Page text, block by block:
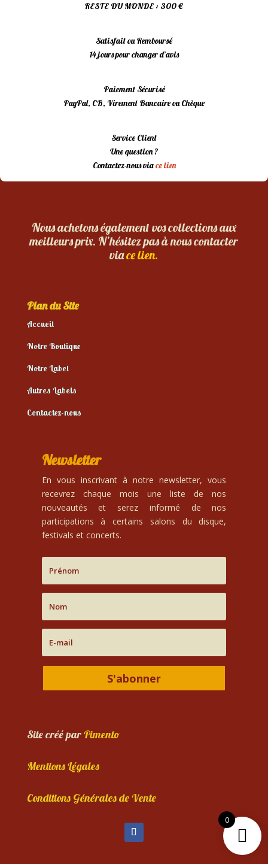
RESTE DU MONDE : 300 €
Satisfait ou Remboursé
14 jours pour changer d’avis
Paiement Sécurisé
PayPal, CB, Virement Bancaire ou Chèque
Service Client
Une question ?
Contactez-nous viace lien
Nous achetons également vos collections aux
meilleurs prix. N’hésitez pas à nous contacter
viace lien.
Plan du Site
Accueil
Notre Boutique
Notre Label
Autres Labels
Contactez-nous
Newsletter
En vous inscrivant à notre newsletter, vous
recevrez chaque mois une liste de nos
nouveautés et serez informé de nos
participations à certains salons du disque,
festivals et concerts.
S'abonner
Site créé parPimento
Mentions Légales
Conditions Générales de Vente
0